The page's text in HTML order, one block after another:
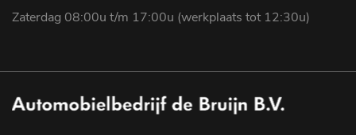
Zaterdag 08:00u t/m 17:00u (werkplaats tot 12:30u)